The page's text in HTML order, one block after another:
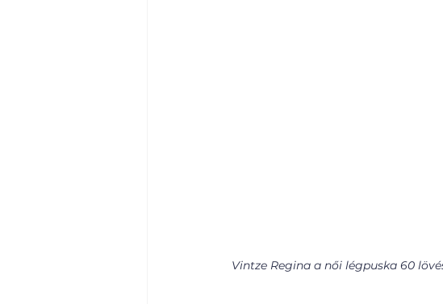
Vintze Regina a női légpuska 60